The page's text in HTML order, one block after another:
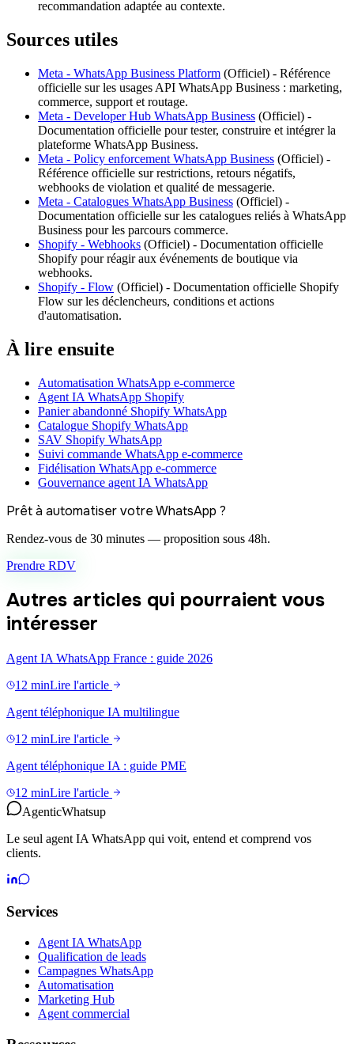
recommandation adaptée au contexte.
Sources utiles
Meta - WhatsApp Business Platform (Officiel) - Référence
officielle sur les usages API WhatsApp Business : marketing,
commerce, support et routage.
Meta - Developer Hub WhatsApp Business (Officiel) -
Documentation officielle pour tester, construire et intégrer la
plateforme WhatsApp Business.
Meta - Policy enforcement WhatsApp Business (Officiel) -
Référence officielle sur restrictions, retours négatifs,
webhooks de violation et qualité de messagerie.
Meta - Catalogues WhatsApp Business (Officiel) -
Documentation officielle sur les catalogues reliés à WhatsApp
Business pour les parcours commerce.
Shopify - Webhooks (Officiel) - Documentation officielle
Shopify pour réagir aux événements de boutique via
webhooks.
Shopify - Flow (Officiel) - Documentation officielle Shopify
Flow sur les déclencheurs, conditions et actions
d'automatisation.
À lire ensuite
Automatisation WhatsApp e-commerce
Agent IA WhatsApp Shopify
Panier abandonné Shopify WhatsApp
Catalogue Shopify WhatsApp
SAV Shopify WhatsApp
Suivi commande WhatsApp e-commerce
Fidélisation WhatsApp e-commerce
Gouvernance agent IA WhatsApp
Prêt à automatiser votre WhatsApp ?
Rendez-vous de 30 minutes — proposition sous 48h.
Prendre RDV
Autres articles qui pourraient vous
intéresser
Agent IA WhatsApp France : guide 2026
12 minLire l'article
Agent téléphonique IA multilingue
12 minLire l'article
Agent téléphonique IA : guide PME
12 minLire l'article
AgenticWhatsup
Le seul agent IA WhatsApp qui voit, entend et comprend vos
clients.
Services
Agent IA WhatsApp
Qualification de leads
Campagnes WhatsApp
Automatisation
Marketing Hub
Agent commercial